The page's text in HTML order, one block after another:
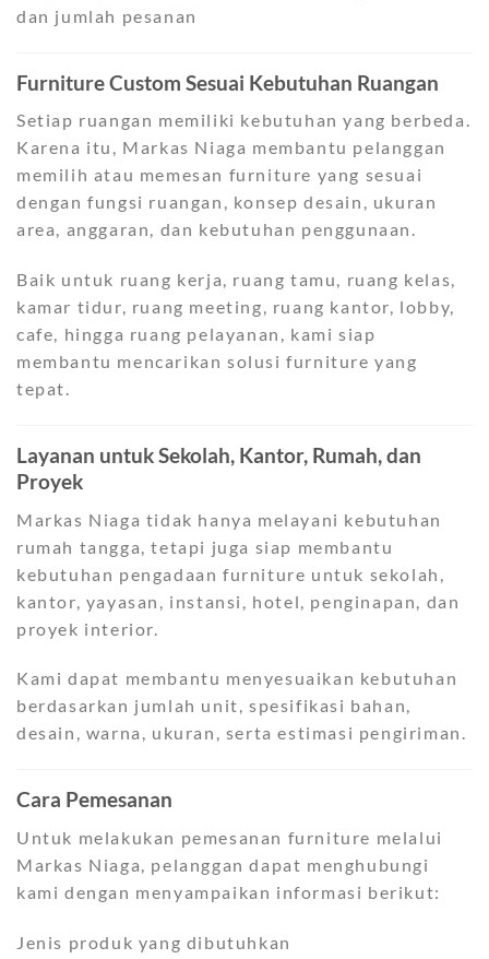
dan jumlah pesanan
Furniture Custom Sesuai Kebutuhan Ruangan
Setiap ruangan memiliki kebutuhan yang berbeda.
Karena itu, Markas Niaga membantu pelanggan
memilih atau memesan furniture yang sesuai
dengan fungsi ruangan, konsep desain, ukuran
area, anggaran, dan kebutuhan penggunaan.
Baik untuk ruang kerja, ruang tamu, ruang kelas,
kamar tidur, ruang meeting, ruang kantor, lobby,
cafe, hingga ruang pelayanan, kami siap
membantu mencarikan solusi furniture yang
tepat.
Layanan untuk Sekolah, Kantor, Rumah, dan
Proyek
Markas Niaga tidak hanya melayani kebutuhan
rumah tangga, tetapi juga siap membantu
kebutuhan pengadaan furniture untuk sekolah,
kantor, yayasan, instansi, hotel, penginapan, dan
proyek interior.
Kami dapat membantu menyesuaikan kebutuhan
berdasarkan jumlah unit, spesifikasi bahan,
desain, warna, ukuran, serta estimasi pengiriman.
Cara Pemesanan
Untuk melakukan pemesanan furniture melalui
Markas Niaga, pelanggan dapat menghubungi
kami dengan menyampaikan informasi berikut:
Jenis produk yang dibutuhkan